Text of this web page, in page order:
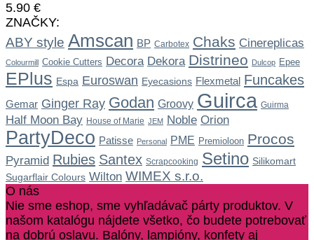
5.90 €
ZNAČKY:
ABY style Amscan BP Carbotex Chaks Cinereplicas
Colourmill Cookie Cutters Decora Dekora Distrineo Dulcop Epee
EPlus Espa Euroswan Eyecasions Flexmetal Funcakes
Gemar Ginger Ray Godan Groovy Guirca Guirma
Half Moon Bay House of Marie JEM Noble Orion
PartyDeco Patisse Personal PME Premioloon Procos
Pyramid Rubies Santex Scrapcooking Setino Silikomart
Sugarflair Colours Wilton WIMEX s.r.o.
O nás
Nie sme eshop, sme vyhľadávač párty produktov. V
našom katalógu nájdete všetko, čo budete potrebovať
na dobrú oslavu. Balóny, lampióny, konfety aj